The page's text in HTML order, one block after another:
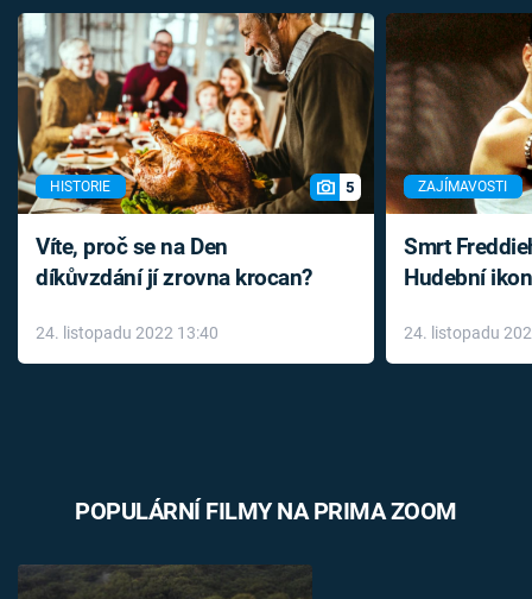
HISTORIE 5
Víte, proč se na Den
díkůvzdání jí zrovna krocan?
24. listopadu 2022 13:40
ZAJÍMAVOSTI
Smrt
Hudební
léky
24. listopadu
POPULÁRNÍ FILMY NA PRIMA ZOOM